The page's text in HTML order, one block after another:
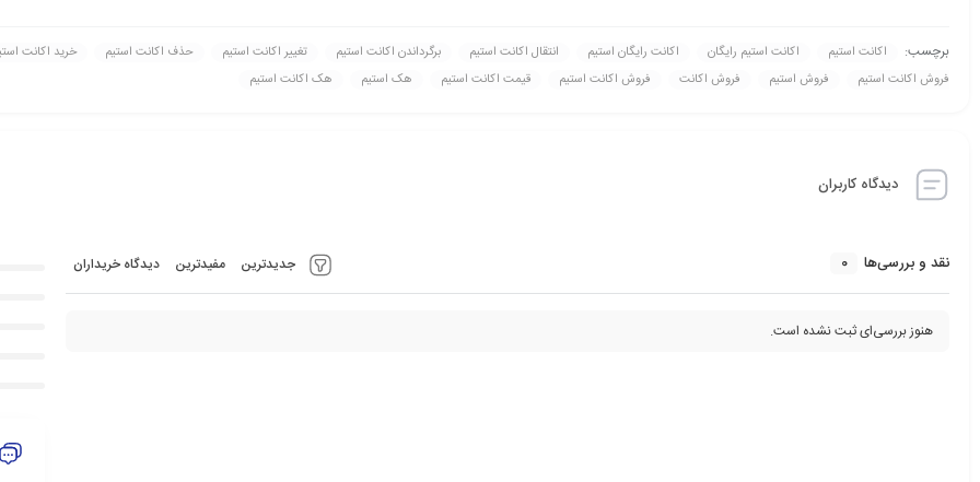
برچسب: اکانت استیم اکانت استیم رايگان اکانت رايگان استیم انتقال اکانت استیم برگرداندن اکانت استیم تغيير اکانت استیم حذف اکانت استیم
خريد اکانت
فروش اکانت استیم
فروش استیم فروش اکانت فروش اکانت استیم قيمت اکانت استیم هک استیم هک اکانت استیم
دیدگاه کاربران
نقد و بررسی‌ها 0 جدیدترین مفیدترین دیدگاه خریداران
هنوز بررسی‌ای ثبت نشده است.